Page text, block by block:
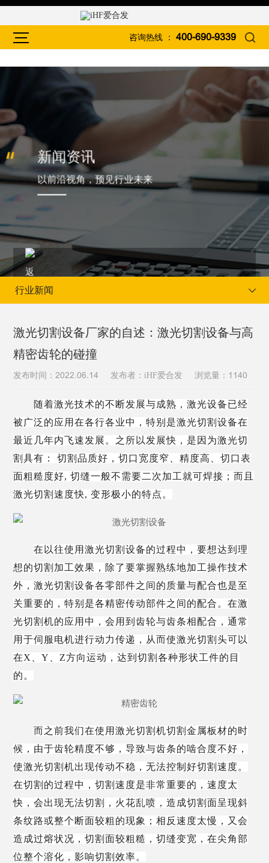
咨询热线 ： 400-690-9339
新闻资讯
以前沿视角，预见行业未来
当前位置： 首页
行业新闻
激光切割设备厂家的自述：激光切割设备与高
精密齿轮的碰撞
发布时间：2022.06.14 发布者：iHF爱合发 浏览量： 1140
随着激光技术的不断发展与成熟，激光设备已经
被广泛的应用在各行各业中，特别是激光切割设备在
最近几年内飞速发展。之所以发展快，是因为激光切
割具有：
切割品质好，切口宽度窄、精度高、切口表
面粗糙度好, 切缝一般不需要二次加工就可焊接；而且
激光切割速度快, 变形极小的特点。
在以往使用激光切割设备的过程中，要想达到理
想的切割加工效果，除了要掌握熟练地加工操作技术
外，激光切割设备各零部件之间的质量与配合也是至
关重要的，特别是各精密传动部件之间的配合。在激
光切割机的应用中，会用到齿轮与齿条相配合，通常
用于伺服电机进行动力传递，从而使激光切割头可以
在X、Y、Z方向运动，达到切割各种形状工件的目
的。
而之前我们在使用激光切割机切割金属板材的时
候，由于齿轮精度不够，导致与齿条的啮合度不好，
使激光切割机出现传动不稳，无法控制好切割速度。
在切割的过程中，切割速度是非常重要的，速度太
快，会出现无法切割，火花乱喷，造成切割面呈现斜
条纹路或整个断面较粗的现象；相反速度太慢，又会
造成过熔状况，切割面较粗糙，切缝变宽，在尖角部
位整个溶化，影响切割效率。